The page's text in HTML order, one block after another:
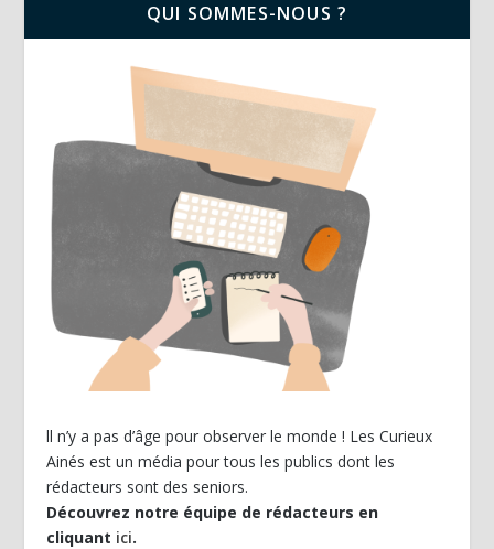
QUI SOMMES-NOUS ?
ll n’y a pas d’âge pour observer le monde ! Les Curieux
Ainés est un média pour tous les publics dont les
rédacteurs sont des seniors.
Découvrez notre équipe de rédacteurs en
cliquant ici.